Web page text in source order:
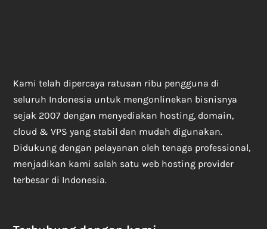
Kami telah dipercaya ratusan ribu pengguna di
seluruh Indonesia untuk mengonlinekan bisnisnya
sejak 2007 dengan menyediakan hosting, domain,
cloud & VPS yang stabil dan mudah digunakan.
Didukung dengan pelayanan oleh tenaga professional,
menjadikan kami salah satu web hosting provider
terbesar di Indonesia.